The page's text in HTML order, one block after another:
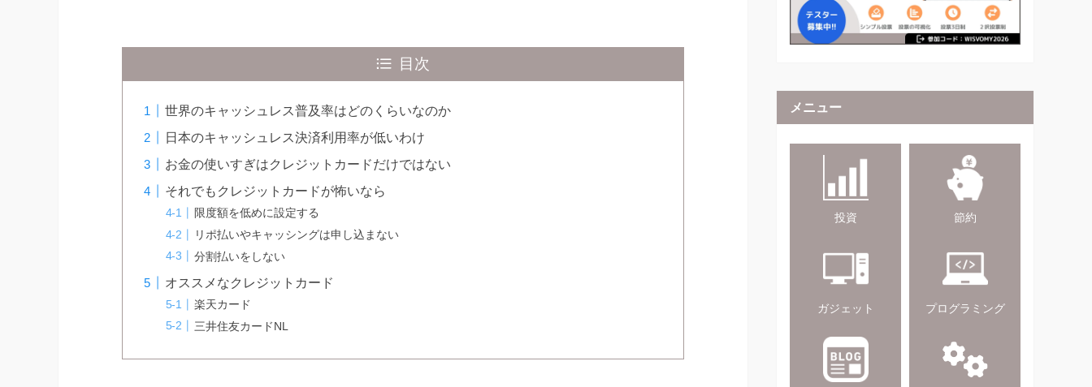
目次
世界のキャッシュレス普及率はどのくらいなのか
日本のキャッシュレス決済利用率が低いわけ
お金の使いすぎはクレジットカードだけではない
それでもクレジットカードが怖いなら
限度額を低めに設定する
リポ払いやキャッシングは申し込まない
分割払いをしない
オススメなクレジットカード
楽天カード
三井住友カードNL
メニュー
投資 節約
ガジェット プログラミング